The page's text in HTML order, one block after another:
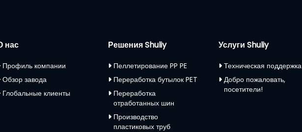
нас
Профиль компании
Обзор завода
Глобальные клиенты
Решения Shuliy
Пеллетирование PP PE
Переработка бутылок PET
Переработка
отработанных шин
Производство
пластиковых труб
Услуги Shuliy
Техническая поддержка
Добро пожаловать,
посетители!